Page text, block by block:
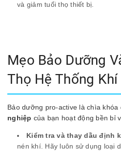
và giảm tuổi thọ thiết bị.
Mẹo Bảo Dưỡng
Thọ Hệ Thống Khí
Bảo dưỡng pro-active là chìa khóa
nghiệp của bạn hoạt động bền bỉ
Kiểm tra và thay dầu định
nén khí. Hãy luôn sử dụng loại